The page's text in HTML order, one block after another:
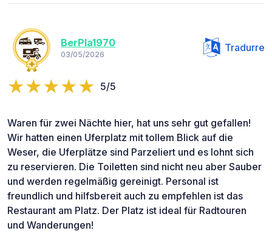
BerPla1970
03/05/2026
Tradurre
5/5
Waren für zwei Nächte hier, hat uns sehr gut gefallen!
Wir hatten einen Uferplatz mit tollem Blick auf die
Weser, die Uferplätze sind Parzeliert und es lohnt sich
zu reservieren. Die Toiletten sind nicht neu aber Sauber
und werden regelmäßig gereinigt. Personal ist
freundlich und hilfsbereit auch zu empfehlen ist das
Restaurant am Platz. Der Platz ist ideal für Radtouren
und Wanderungen!